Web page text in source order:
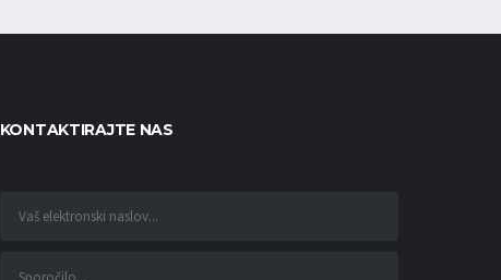
KONTAKTIRAJTE NAS